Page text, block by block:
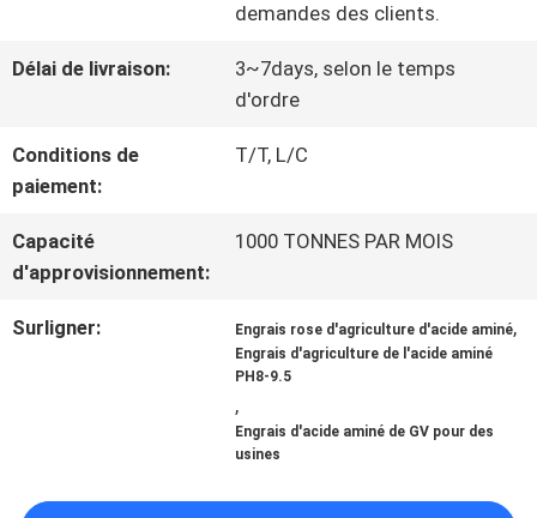
DE
QUALITÉ
CONTACTEZ-
NOUS
demandes des clients.
Délai de livraison:
3~7days, selon le temps
d'ordre
Conditions de
paiement:
T/T, L/C
Capacité
d'approvisionnement:
1000 TONNES PAR MOIS
Surligner: Engrais rose d'agriculture d'acide aminé,
Engrais d'agriculture de l'acide aminé
PH8-9.5
,
Engrais d'acide aminé de GV pour des
usines